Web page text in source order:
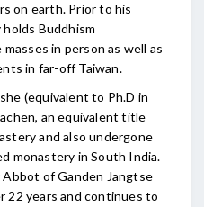
on earth. Prior to his
Buddhism
in person as well as
in far-off Taiwan.
(equivalent to Ph.D in
an equivalent title
and also undergone
monastery in South India.
of Ganden Jangtse
22 years and continues to